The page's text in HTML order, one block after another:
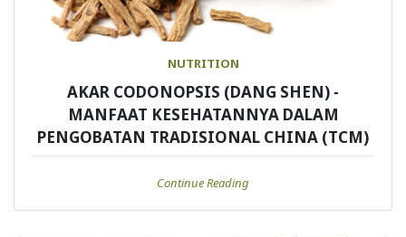
NUTRITION
AKAR CODONOPSIS (DANG SHEN) -
MANFAAT KESEHATANNYA DALAM
PENGOBATAN TRADISIONAL CHINA (TCM)
Continue Reading